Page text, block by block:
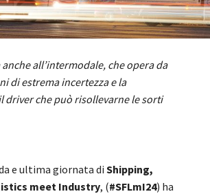
all’intermodale, che opera da
di estrema incertezza e la
driver che può risollevarne le sorti
e ultima giornata di Shipping,
meet Industry, (#SFLmI24) ha